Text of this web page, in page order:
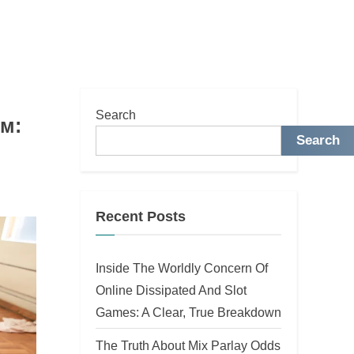
Search
Search
Recent Posts
Inside The Worldly Concern Of
Online Dissipated And Slot
Games: A Clear, True Breakdown
The Truth About Mix Parlay Odds